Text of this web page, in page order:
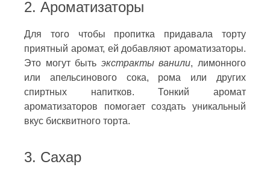
2. Ароматизаторы
Для того чтобы пропитка придавала торту
приятный аромат, ей добавляют ароматизаторы.
Это могут быть экстракты ванили, лимонного
или апельсинового сока, рома или других
спиртных напитков. Тонкий аромат
ароматизаторов помогает создать уникальный
вкус бисквитного торта.
3. Сахар